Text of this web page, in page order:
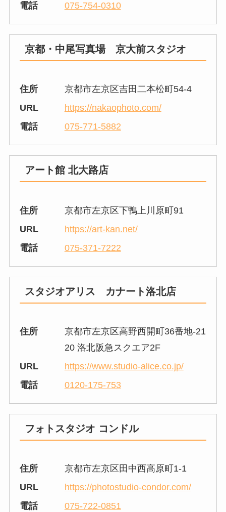
電話
075-754-0310
京都・中尾写真場 京大前スタジオ
住所
京都市左京区吉田二本松町54-4
URL
https://nakaophoto.com/
電話
075-771-5882
アート館 北大路店
住所
京都市左京区下鴨上川原町91
URL
https://art-kan.net/
電話
075-371-7222
スタジオアリス カナート洛北店
住所
京都市左京区高野西開町36番地-21
20 洛北阪急スクエア2F
URL
https://www.studio-alice.co.jp/
電話
0120-175-753
フォトスタジオ コンドル
住所
京都市左京区田中西高原町1-1
URL
https://photostudio-condor.com/
電話
075-722-0851